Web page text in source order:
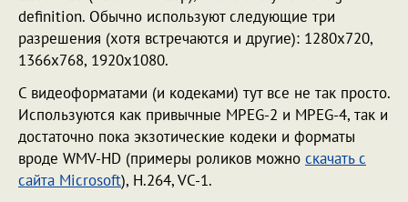
definition. Обычно используют следующие три
разрешения (хотя встречаются и другие): 1280x720,
1366x768, 1920x1080.
С видеоформатами (и кодеками) тут все не так просто.
Используются как привычные MPEG-2 и MPEG-4, так и
достаточно пока экзотические кодеки и форматы
вроде WMV-HD (примеры роликов можно скачать с
сайта Microsoft), H.264, VC-1.